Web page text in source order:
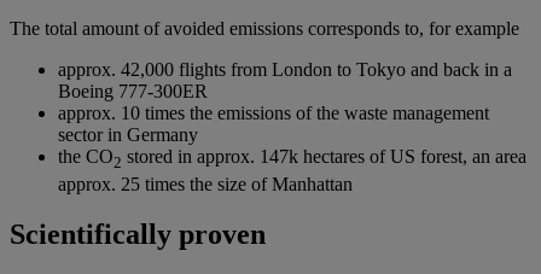
The total amount of avoided emissions corresponds to, for example
approx. 42,000 flights from London to Tokyo and back in a
Boeing 777-300ER
approx. 10 times the emissions of the waste management
sector in Germany
the CO2 stored in approx. 147k hectares of US forest, an area
approx. 25 times the size of Manhattan
Scientifically proven